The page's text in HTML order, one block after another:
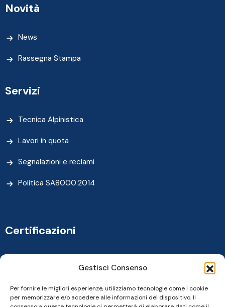
Gestisci Consenso
Per fornire le migliori esperienze, utilizziamo tecnologie come i cookie
per memorizzare e/o accedere alle informazioni del dispositivo. Il
Novità
News
Rassegna Stampa
Servizi
Tecnica Alpinistica
Lavori in quota
Segnalazioni e reclami
Politica SA8000:2014
Certificazioni